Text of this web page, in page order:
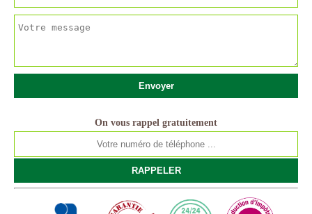
On vous rappel gratuitement